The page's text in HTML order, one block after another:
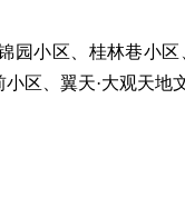
园小区、桂林巷小
区、翼天·大观天